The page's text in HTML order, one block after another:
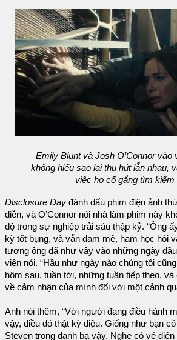
Emily Blunt và Josh O’Connor vào
không hiểu sao lại thu hút lẫn nhau,
việc họ cố gắng tìm kiếm
Disclosure Day đánh dấu phim điện ảnh
diễn, và O’Connor nói nhà làm phim này
độ trong sự nghiệp trải sáu thập kỷ. “Ông
kỳ tốt bụng, và vẫn đam mê, ham học hỏi
tượng ông đã như vậy vào những ngày
viên nói. “Hầu như ngày nào chúng tôi
hôm sau, tuần tới, những tuần tiếp theo,
về cảm nhận của mình đối với một cảnh
Anh nói thêm, “Với người đang điều hành
vậy, điều đó thật kỳ diệu. Giống như bạn
Steven trong danh bạ vậy. Nghe có vẻ